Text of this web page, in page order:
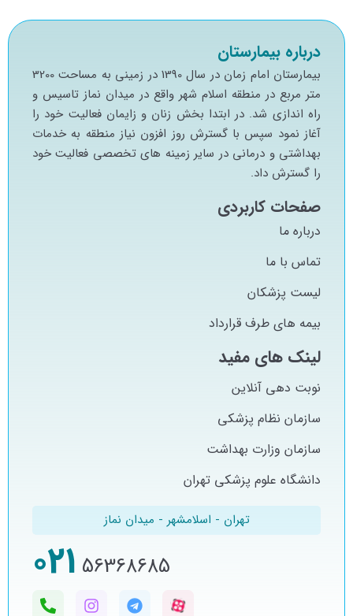
درباره بیمارستان
بيمارستان امام زمان در سال 1390 در زميني به مساحت 3200
متر مربع در منطقه اسلام شهر واقع در ميدان نماز تاسيس و
راه اندازي شد. در ابتدا بخش زنان و زايمان فعاليت خود را
آغاز نمود سپس با گسترش روز افزون نياز منطقه به خدمات
بهداشتي و درماني در ساير زمينه هاي تخصصي فعاليت خود
را گسترش داد.
صفحات کاربردی
درباره ما
تماس با ما
لیست پزشکان
بیمه های طرف قرارداد
لینک های مفید
نوبت دهی آنلاین
سازمان نظام پزشکی
سازمان وزارت بهداشت
دانشگاه علوم پزشکی تهران
تهران - اسلامشهر - میدان نماز
56368685
021